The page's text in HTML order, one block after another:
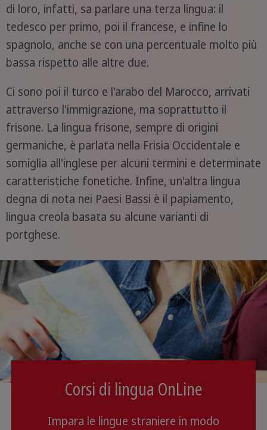
di loro, infatti, sa parlare una terza lingua: il
tedesco per primo, poi il francese, e infine lo
spagnolo, anche se con una percentuale molto più
bassa rispetto alle altre due.
Ci sono poi il turco e l'arabo del Marocco, arrivati
attraverso l'immigrazione, ma soprattutto il
frisone. La lingua frisone, sempre di origini
germaniche, è parlata nella Frisia Occidentale e
somiglia all'inglese per alcuni termini e determinate
caratteristiche fonetiche. Infine, un'altra lingua
degna di nota nei Paesi Bassi è il papiamento,
lingua creola basata su alcune varianti di
portghese.
Corsi di lingua OnLine
Impara le lingue straniere in modo